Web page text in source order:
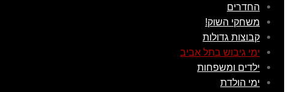
החדרים
משחקי השוק!
קבוצות גדולות
ימי גיבוש בתל אביב
ילדים ומשפחות
ימי הולדת